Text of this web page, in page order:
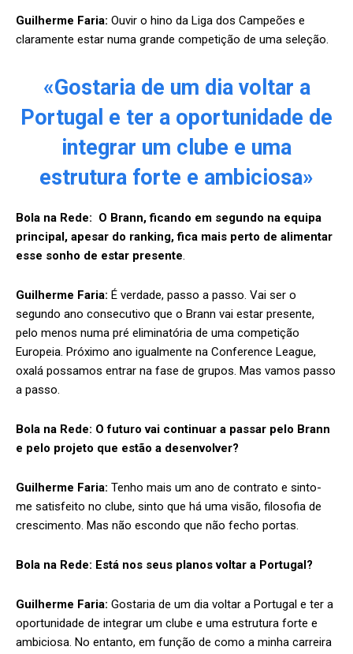
Guilherme Faria: Ouvir o hino da Liga dos Campeões e
claramente estar numa grande competição de uma seleção.
«Gostaria de um dia voltar a
Portugal e ter a oportunidade de
integrar um clube e uma
estrutura forte e ambiciosa»
Bola na Rede: O Brann, ficando em segundo na equipa
principal, apesar do ranking, fica mais perto de alimentar
esse sonho de estar presente.
Guilherme Faria: É verdade, passo a passo. Vai ser o
segundo ano consecutivo que o Brann vai estar presente,
pelo menos numa pré eliminatória de uma competição
Europeia. Próximo ano igualmente na Conference League,
oxalá possamos entrar na fase de grupos. Mas vamos passo
a passo.
Bola na Rede: O futuro vai continuar a passar pelo Brann
e pelo projeto que estão a desenvolver?
Guilherme Faria: Tenho mais um ano de contrato e sinto-
me satisfeito no clube, sinto que há uma visão, filosofia de
crescimento. Mas não escondo que não fecho portas.
Bola na Rede: Está nos seus planos voltar a Portugal?
Guilherme Faria: Gostaria de um dia voltar a Portugal e ter a
oportunidade de integrar um clube e uma estrutura forte e
ambiciosa. No entanto, em função de como a minha carreira